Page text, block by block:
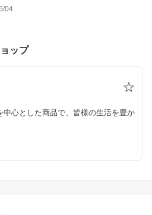
04
ップ
心とした商品で、皆様の生活を豊か